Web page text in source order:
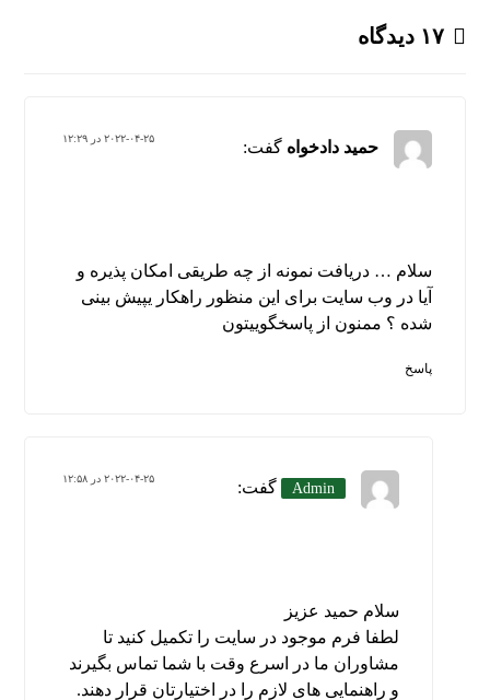
۱۷ دیدگاه
حمید دادخواه گفت: ۲۰۲۲-۰۴-۲۵ در ۱۲:۲۹
سلام … دریافت نمونه از چه طریقی امکان پذیره و
آیا در وب سایت برای این منظور راهکار یپیش بینی
شده ؟ ممنون از پاسخگوییتون
پاسخ
Admin گفت: ۲۰۲۲-۰۴-۲۵ در ۱۲:۵۸
سلام حمید عزیز
لطفا فرم موجود در سایت را تکمیل کنید تا
مشاوران ما در اسرع وقت با شما تماس بگیرند
و راهنمایی های لازم را در اختیارتان قرار دهند.